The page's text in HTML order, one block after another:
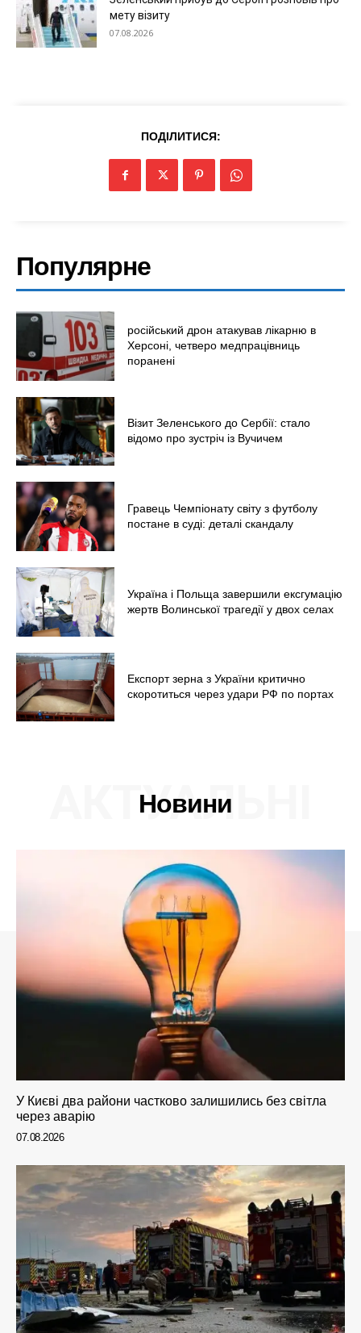
Світ
Технології
мету візиту
07.08.2026
ПОДІЛИТИСЯ:
Популярне
російський дрон атакував лікарню в
Херсоні, четверо медпрацівниць
поранені
Візит Зеленського до Сербії: стало
відомо про зустріч із Вучичем
Гравець Чемпіонату світу з футболу
постане в суді: деталі скандалу
Україна і Польща завершили ексгумацію
жертв Волинської трагедії у двох селах
Експорт зерна з України критично
скоротиться через удари РФ по портах
Новини
АКТУАЛЬНІ
У Києві два райони частково залишились без світла
через аварію
07.08.2026